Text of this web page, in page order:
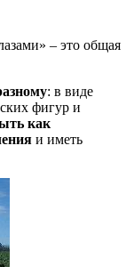
– это общая
: в виде
фигур и
как
и иметь